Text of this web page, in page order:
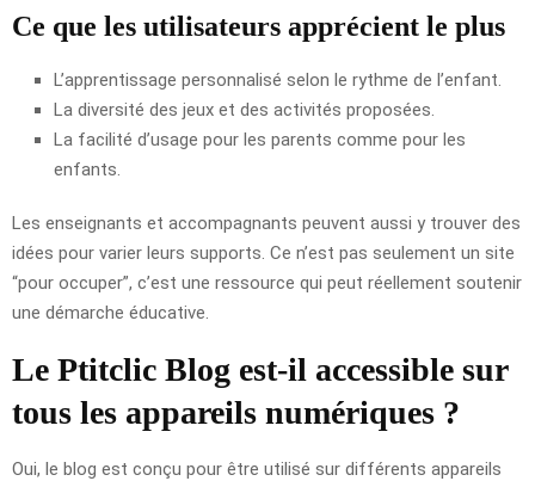
Ce que les utilisateurs apprécient le plus
L’apprentissage personnalisé selon le rythme de l’enfant.
La diversité des jeux et des activités proposées.
La facilité d’usage pour les parents comme pour les
enfants.
Les enseignants et accompagnants peuvent aussi y trouver des
idées pour varier leurs supports. Ce n’est pas seulement un site
“pour occuper”, c’est une ressource qui peut réellement soutenir
une démarche éducative.
Le Ptitclic Blog est-il accessible sur
tous les appareils numériques ?
Oui, le blog est conçu pour être utilisé sur différents appareils